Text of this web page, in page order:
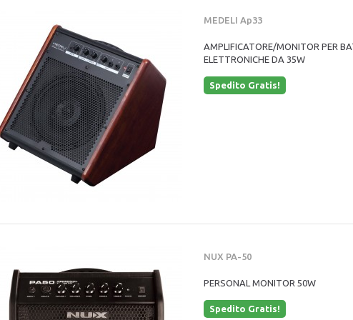
MEDELI Ap33
AMPLIFICATORE/MONITOR PER
ELETTRONICHE DA 35W
Spedito Gratis!
NUX PA-50
PERSONAL MONITOR 50W
Spedito Gratis!